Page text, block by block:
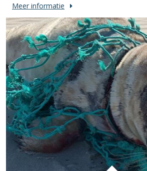
Meer informatie